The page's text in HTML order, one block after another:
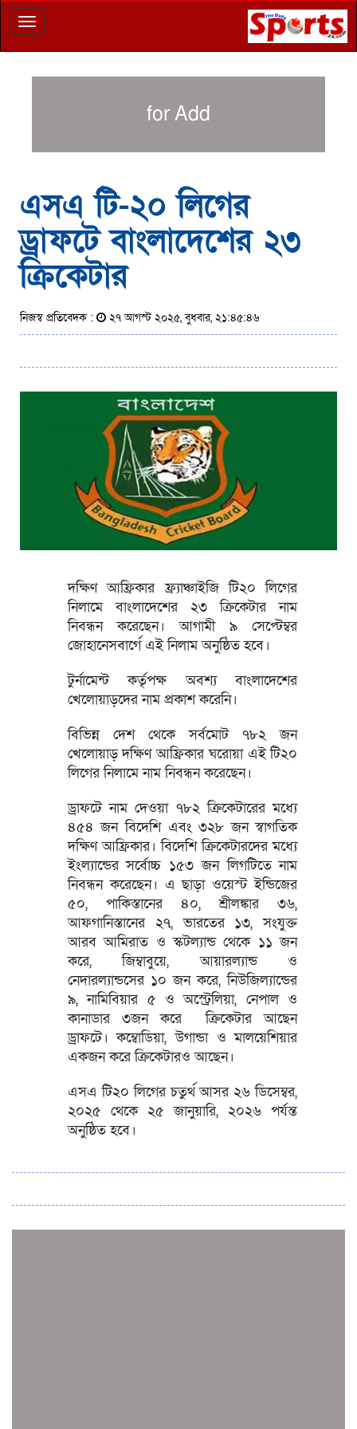
Toggle
navigation
for Add
এসএ টি-২০ লিগের
ড্রাফটে বাংলাদেশের ২৩
ক্রিকেটার
নিজস্ব প্রতিবেদক : ২৭ আগস্ট ২০২৫, বুধবার, ২১:৪৫:৪৬
দক্ষিণ আফ্রিকার ফ্র্যাঞ্চাইজি টি২০ লিগের
নিলামে বাংলাদেশের ২৩ ক্রিকেটার নাম
নিবন্ধন করেছেন। আগামী ৯ সেপ্টেম্বর
জোহানেসবার্গে এই নিলাম অনুষ্ঠিত হবে।
টুর্নামেন্ট কর্তৃপক্ষ অবশ্য বাংলাদেশের
খেলোয়াড়দের নাম প্রকাশ করেনি।
বিভিন্ন দেশ থেকে সর্বমোট ৭৮২ জন
খেলোয়াড় দক্ষিণ আফ্রিকার ঘরোয়া এই টি২০
লিগের নিলামে নাম নিবন্ধন করেছেন।
ড্রাফটে নাম দেওয়া ৭৮২ ক্রিকেটারের মধ্যে
৪৫৪ জন বিদেশি এবং ৩২৮ জন স্বাগতিক
দক্ষিণ আফ্রিকার। বিদেশি ক্রিকেটারদের মধ্যে
ইংল্যান্ডের সর্বোচ্চ ১৫৩ জন লিগটিতে নাম
নিবন্ধন করেছেন। এ ছাড়া ওয়েস্ট ইন্ডিজের
৫০, পাকিস্তানের ৪০, শ্রীলঙ্কার ৩৬,
আফগানিস্তানের ২৭, ভারতের ১৩, সংযুক্ত
আরব আমিরাত ও স্কটল্যান্ড থেকে ১১ জন
করে, জিম্বাবুয়ে, আয়ারল্যান্ড ও
নেদারল্যান্ডসের ১০ জন করে, নিউজিল্যান্ডের
৯, নামিবিয়ার ৫ ও অস্ট্রেলিয়া, নেপাল ও
কানাডার ৩জন করে ক্রিকেটার আছেন
ড্রাফটে। কম্বোডিয়া, উগান্ডা ও মালয়েশিয়ার
একজন করে ক্রিকেটারও আছেন।
এসএ টি২০ লিগের চতুর্থ আসর ২৬ ডিসেম্বর,
২০২৫ থেকে ২৫ জানুয়ারি, ২০২৬ পর্যন্ত
অনুষ্ঠিত হবে।